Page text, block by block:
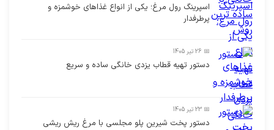
اسپرینگ رول مرغ؛ یکی از انواع غذاهای خوشمزه و
پرطرفدار
📅 26 تیر 1405
دستور تهیه قطاب یزدی خانگی ساده و سریع
📅 23 تیر 1405
دستور پخت شیرین پلو مجلسی با مرغ ریش ریشی